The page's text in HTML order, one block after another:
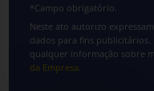
*Campo obrigatório.
Neste ato autorizo
dados para fins publicitários.
qualquer informação sobre
da Empresa